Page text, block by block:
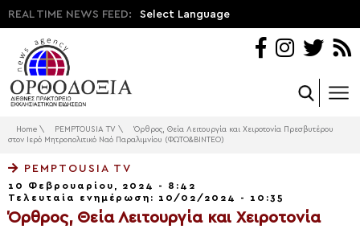
REAL TIME NEWS FEED: Select Language
Home \ PEMPTOUSIA TV \
Όρθρος, Θεία Λειτουργία και Χειροτονία Πρεσβυτέρου
στον Ιερό Μητροπολιτικό Ναό Παραλιμνίου (ΦΩΤΟ&ΒΙΝΤΕΟ)
PEMPTOUSIA TV
10 Φεβρουαρίου, 2024 - 8:42
Τελευταία ενημέρωση: 10/02/2024 - 10:35
Όρθρος, Θεία Λειτουργία και Χειροτονία